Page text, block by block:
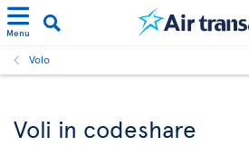
Menu
Volo
Voli in codeshare